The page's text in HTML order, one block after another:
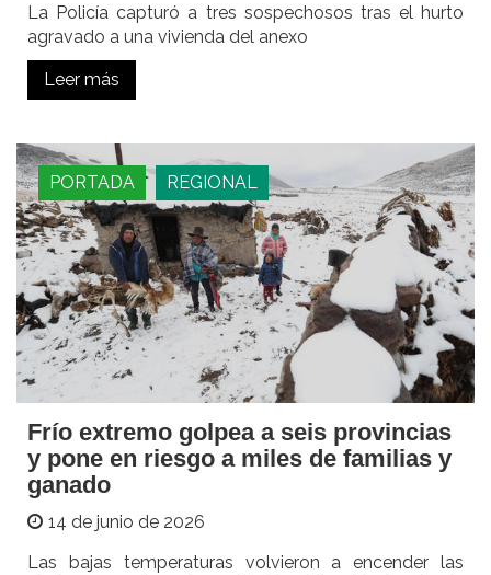
La Policía capturó a tres sospechosos tras el hurto
agravado a una vivienda del anexo
Leer más
PORTADA REGIONAL
Frío extremo golpea a seis provincias
y pone en riesgo a miles de familias y
ganado
14 de junio de 2026
Las bajas temperaturas volvieron a encender las